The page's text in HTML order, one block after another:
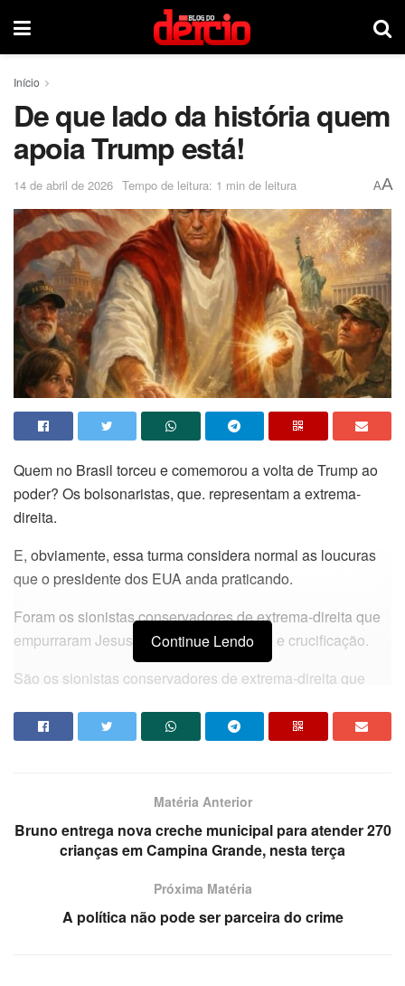
Início
De que lado da história quem
apoia Trump está!
14 de abril de 2026 Tempo de leitura: 1 min de leitura AA
Quem no Brasil torceu e comemorou a volta de Trump ao
poder? Os bolsonaristas, que. representam a extrema-
direita.
E, obviamente, essa turma considera normal as loucuras
que o presidente dos EUA anda praticando.
Foram os sionistas conservadores de extrema-direita que
empurraram Jesus Cristo para o calvário e crucificação.
São os sionistas conservadores de extrema-direita que
Trump promove guerras, crises políticas e econômicas, tira
Mesmo assim, grande parte dos cristãos do maior país
cristão do mundo, relativizam de que lado da história estão
Continue Lendo
Matéria Anterior
Bruno entrega nova creche municipal para atender 270
crianças em Campina Grande, nesta terça
Próxima Matéria
A política não pode ser parceira do crime